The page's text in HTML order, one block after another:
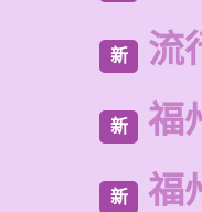
新 流
新 福
新 福